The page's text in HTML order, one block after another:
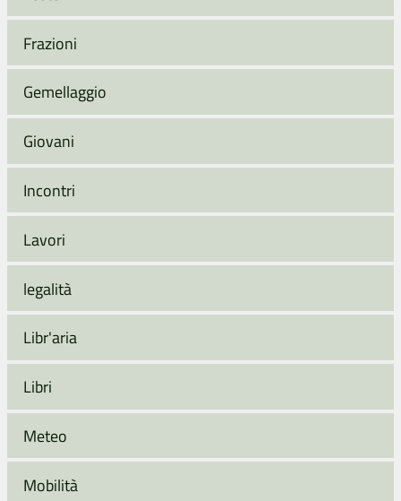
Frazioni
Gemellaggio
Giovani
Incontri
Lavori
legalità
Libr'aria
Libri
Meteo
Mobilità